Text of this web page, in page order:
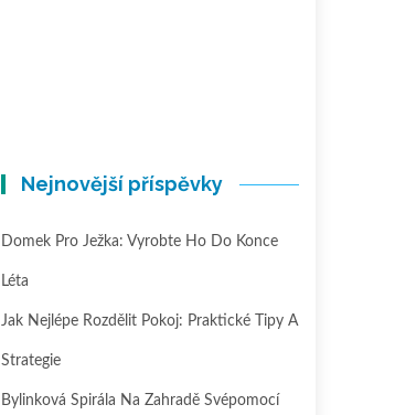
Nejnovější příspěvky
Domek Pro Ježka: Vyrobte Ho Do Konce
Léta
Jak Nejlépe Rozdělit Pokoj: Praktické Tipy A
Strategie
Bylinková Spirála Na Zahradě Svépomocí